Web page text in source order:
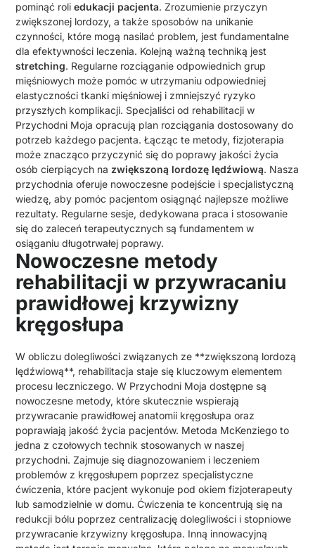
pominąć roliedukacji pacjenta. Zrozumienie przyczyn
zwiększonej lordozy, a także sposobów na unikanie
czynności, które mogą nasilać problem, jest fundamentalne
dla efektywności leczenia. Kolejną ważną techniką jest
stretching. Regularne rozciąganie odpowiednich grup
mięśniowych może pomóc w utrzymaniu odpowiedniej
elastyczności tkanki mięśniowej i zmniejszyć ryzyko
przyszłych komplikacji. Specjaliści od rehabilitacji w
Przychodni Moja opracują plan rozciągania dostosowany do
potrzeb każdego pacjenta. Łącząc te metody, fizjoterapia
może znacząco przyczynić się do poprawy jakości życia
osób cierpiących nazwiększoną lordozę lędźwiową. Nasza
przychodnia oferuje nowoczesne podejście i specjalistyczną
wiedzę, aby pomóc pacjentom osiągnąć najlepsze możliwe
rezultaty. Regularne sesje, dedykowana praca i stosowanie
się do zaleceń terapeutycznych są fundamentem w
osiąganiu długotrwałej poprawy.
Nowoczesne metody
rehabilitacji w przywracaniu
prawidłowej krzywizny
kręgosłupa
W obliczu dolegliwości związanych ze **zwiększoną lordozą
lędźwiową**, rehabilitacja staje się kluczowym elementem
procesu leczniczego. W Przychodni Moja dostępne są
nowoczesne metody, które skutecznie wspierają
przywracanie prawidłowej anatomii kręgosłupa oraz
poprawiają jakość życia pacjentów. Metoda McKenziego to
jedna z czołowych technik stosowanych w naszej
przychodni. Zajmuje się diagnozowaniem i leczeniem
problemów z kręgosłupem poprzez specjalistyczne
ćwiczenia, które pacjent wykonuje pod okiem fizjoterapeuty
lub samodzielnie w domu. Ćwiczenia te koncentrują się na
redukcji bólu poprzez centralizację dolegliwości i stopniowe
przywracanie krzywizny kręgosłupa. Inną innowacyjną